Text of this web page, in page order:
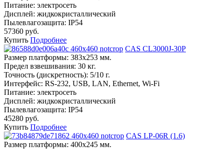
Питание: электросеть
Дисплей: жидкокристаллический
Пылевлагозащита: IP54
57360 руб.
Купить Подробнее
CAS CL3000J-30Р
Размер платформы: 383х253 мм.
Предел взвешивания: 30 кг.
Точность (дискретность): 5/10 г.
Интерфейс: RS-232, USB, LAN, Ethernet, Wi-Fi
Питание: электросеть
Дисплей: жидкокристаллический
Пылевлагозащита: IP54
45280 руб.
Купить Подробнее
CAS LP-06R (1.6)
Размер платформы: 400х245 мм.